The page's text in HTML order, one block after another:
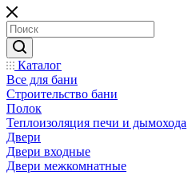
Каталог
Все для бани
Строительство бани
Полок
Теплоизоляция печи и дымохода
Двери
Двери входные
Двери межкомнатные